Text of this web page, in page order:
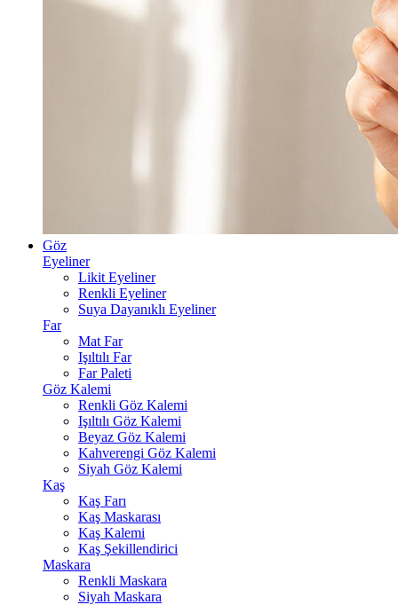
Göz
Eyeliner
Likit Eyeliner
Renkli Eyeliner
Suya Dayanıklı Eyeliner
Far
Mat Far
Işıltılı Far
Far Paleti
Göz Kalemi
Renkli Göz Kalemi
Işıltılı Göz Kalemi
Beyaz Göz Kalemi
Kahverengi Göz Kalemi
Siyah Göz Kalemi
Kaş
Kaş Farı
Kaş Maskarası
Kaş Kalemi
Kaş Şekillendirici
Maskara
Renkli Maskara
Siyah Maskara